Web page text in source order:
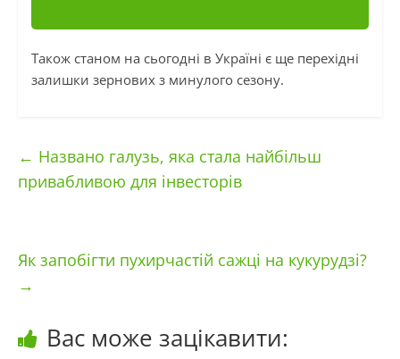
Також станом на сьогодні в Україні є ще перехідні
залишки зернових з минулого сезону.
← Названо галузь, яка стала найбільш
привабливою для інвесторів
Як запобігти пухирчастій сажці на кукурудзі?
→
Вас може зацікавити: